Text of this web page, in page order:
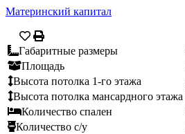
Материнский капитал
Габаритные размеры
Площадь
Высота потолка 1-го этажа
Высота потолка мансардного этажа
Количество спален
Количество с/у